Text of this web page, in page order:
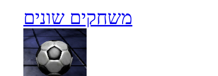
משחקים שונים